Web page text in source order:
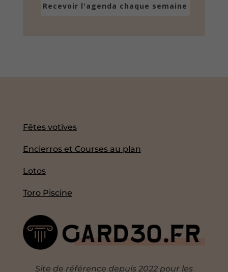
Recevoir l'agenda chaque semaine
Fêtes votives
Encierros et Courses au plan
Lotos
Toro Piscine
Site de référence depuis 2022 pour les